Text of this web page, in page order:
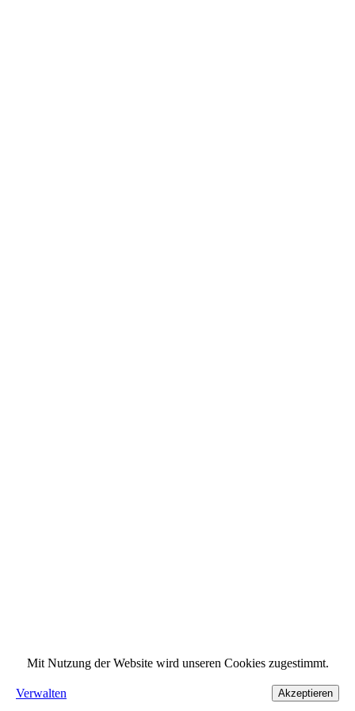
Mit Nutzung der Website wird unseren Cookies zugestimmt.
Verwalten Akzeptieren